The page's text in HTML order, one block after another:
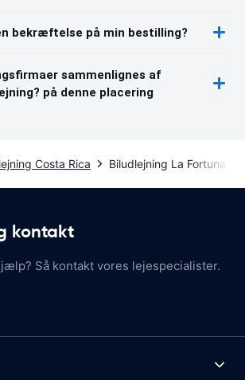
bekræftelse på min bestilling?
sammenlignes af
på denne placering
Costa Rica Biludlejning La Fortuna
kontakt
Så kontakt vores lejespecialister.